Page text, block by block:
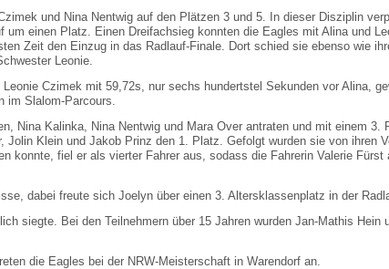
und Nina Nentwig auf den Plätzen 3 und 5. In dieser Disziplin
einen Platz. Einen Dreifachsieg konnten die Eagles mit Alina und
Zeit den Einzug in das Radlauf-Finale. Dort schied sie ebenso wie
Leonie.
Czimek mit 59,72s, nur sechs hundertstel Sekunden vor Alina,
im Slalom-Parcours.
Nina Kalinka, Nina Nentwig und Mara Over antraten und mit einem 3.
Klein und Jakob Prinz den 1. Platz. Gefolgt wurden sie von ihren
konnte, fiel er als vierter Fahrer aus, sodass die Fahrerin Valerie Fürst
dabei freute sich Joelyn über einen 3. Altersklassenplatz in der
siegte. Bei den Teilnehmern über 15 Jahren wurden Jan-Mathis Hein
die Eagles bei der NRW-Meisterschaft in Warendorf an.